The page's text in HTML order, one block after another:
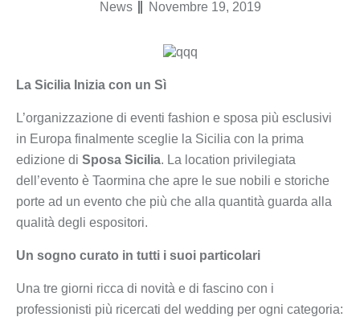
News Novembre 19, 2019
La Sicilia Inizia con un Sì
L’organizzazione di eventi fashion e sposa più esclusivi
in Europa finalmente sceglie la Sicilia con la prima
edizione di Sposa Sicilia. La location privilegiata
dell’evento è Taormina che apre le sue nobili e storiche
porte ad un evento che più che alla quantità guarda alla
qualità degli espositori.
Un sogno curato in tutti i suoi particolari
Una tre giorni ricca di novità e di fascino con i
professionisti più ricercati del wedding per ogni categoria: